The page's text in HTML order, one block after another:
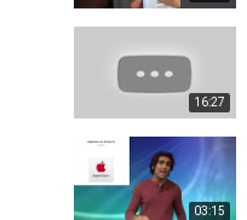
16:27
03:15